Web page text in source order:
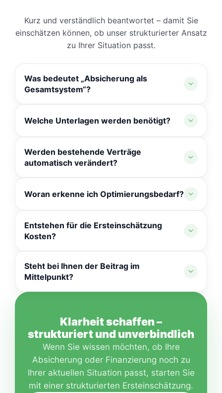
Kurz und verständlich beantwortet – damit Sie
einschätzen können, ob unser strukturierter Ansatz
zu Ihrer Situation passt.
Was bedeutet „Absicherung als
Gesamtsystem“?
wirken. Entscheidend ist jedoch, wie sie
Prioritäten und Abstimmung – damit Ihre
Absicherung nachvollziehbar aufgebaut ist und
Welche Unterlagen werden benötigt?
Basisangaben. Im weiteren Verlauf klären wir
strukturiert, welche Informationen sinnvoll sind
Werden bestehende Verträge
automatisch verändert?
Empfehlungen sprechen wir transparent aus.
nur dort, wo es fachlich sinnvoll ist.
Woran erkenne ich Optimierungsbedarf?
über mehrere Jahre, unterschiedliche Anbieter
ohne Abstimmung oder unklare Prioritäten. Wir
Entstehen für die Ersteinschätzung
Kosten?
unverbindlich. Sie dient ausschließlich dazu,
Ihre Situation strukturiert zu betrachten.
Steht bei Ihnen der Beitrag im
Mittelpunkt?
berücksichtigt – immer im Verhältnis zu
Leistung, Bedingungen und Gesamtsystem.
Klarheit schaffen –
strukturiert und unverbindlich
Wenn Sie wissen möchten, ob Ihre
Absicherung oder Finanzierung noch zu
Ihrer aktuellen Situation passt, starten Sie
mit einer strukturierten Ersteinschätzung.